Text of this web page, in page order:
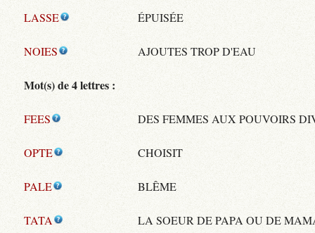
LASSE ÉPUISÉE
NOIES AJOUTES TROP D'EAU
Mot(s) de 4 lettres :
FEES DES FEMMES AUX POUVOIRS
OPTE CHOISIT
PALE BLÊME
TATA LA SOEUR DE PAPA OU DE